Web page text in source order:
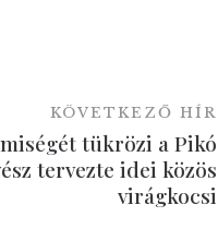
KÖVETKEZŐ HÍR
tükrözi a Pikó
tervezte idei közös
virágkocsi